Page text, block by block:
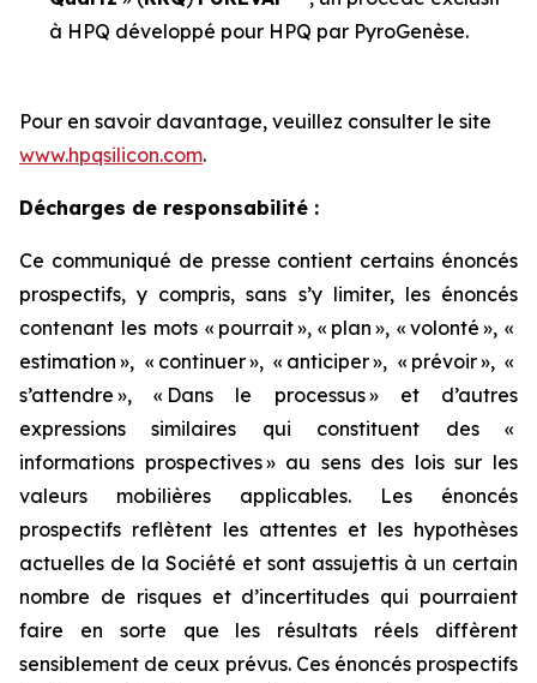
à HPQ développé pour HPQ par PyroGenèse.
Pour en savoir davantage, veuillez consulter le site
www.hpqsilicon.com.
Décharges de responsabilité :
Ce communiqué de presse contient certains énoncés
prospectifs, y compris, sans s’y limiter, les énoncés
contenant les mots « pourrait », « plan », « volonté », «
estimation », « continuer », « anticiper », « prévoir », «
s’attendre », « Dans le processus » et d’autres
expressions similaires qui constituent des «
informations prospectives » au sens des lois sur les
valeurs mobilières applicables. Les énoncés
prospectifs reflètent les attentes et les hypothèses
actuelles de la Société et sont assujettis à un certain
nombre de risques et d’incertitudes qui pourraient
faire en sorte que les résultats réels diffèrent
sensiblement de ceux prévus. Ces énoncés prospectifs